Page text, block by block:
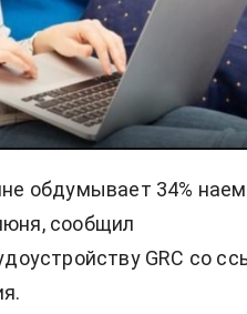
обдумывает 34%
сообщил
GRC со